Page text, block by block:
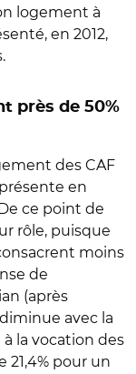
logement à
en 2012,
près de 50%
des CAF
en
ce point de
rôle, puisque
moins
de
(après
avec la
la vocation des
21,4% pour un